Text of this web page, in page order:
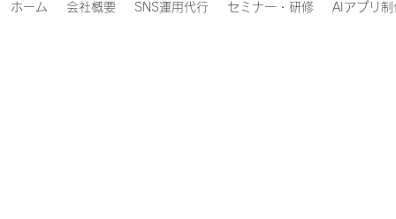
ホーム 会社概要 SNS運用代行 セミナー・研修 AIアプリ制